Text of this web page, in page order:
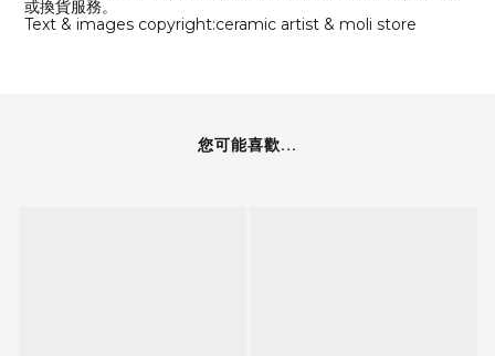
或換貨服務。
Text & images copyright:ceramic artist & moli store
您可能喜歡...